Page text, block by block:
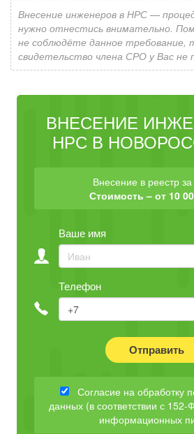
Внесение инженеров в НРС —
нужно отнестись внимательно.
не соблюдёте данное требование,
свидетельство члена СРО у Вас не
ВНЕСЕНИЕ
НРС В
Внесение в реестр
Стоимость – от 10
Ваше имя
Телефон
Отправить
Согласие на обработку
данных (в соответствии с
информационных